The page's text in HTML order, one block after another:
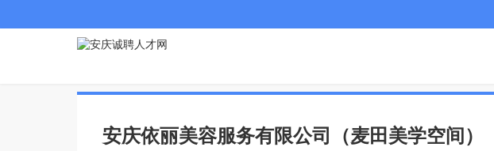
安庆依丽美容服务有限公司（麦田美学空间）